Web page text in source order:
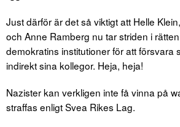
Just därför är det så viktigt att Helle
och Anne Ramberg nu tar striden i
demokratins institutioner för att försvara
indirekt sina kollegor. Heja, heja!
Nazister kan verkligen inte få vinna på
straffas enligt Svea Rikes Lag.